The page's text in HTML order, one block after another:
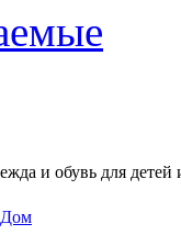
и обувь для детей
Дом